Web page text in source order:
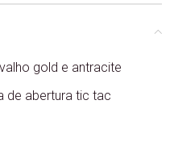
gold e antracite
de abertura tic tac